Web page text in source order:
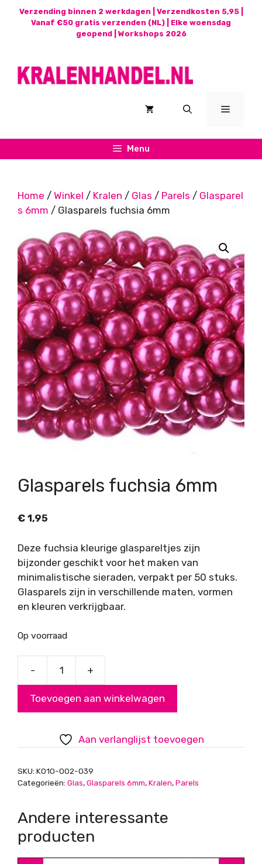
Verzending binnen 2 werkdagen | Verzendkosten 5,95 |
Vanaf €50 gratis verzenden (NL) | Elke woensdag
geopend | Workshops 2026
Menu
Menu
Home / Winkel / Kralen / Glas / Parels / Glasparel
s 6mm / Glasparels fuchsia 6mm
Glasparels fuchsia 6mm
€ 1,95
Deze fuchsia kleurige glaspareltjes zijn
bijzonder geschikt voor het maken van
minimalistische sieraden, verpakt per 50 stuks.
Glasparels zijn in verschillende maten, vormen
en kleuren verkrijgbaar.
Op voorraad
-
6mm
+
Toevoegen aan winkelwagen
Aan verlanglijst toevoegen
SKU: K010-002-039
Categorieën: Glas,Glasparels 6mm,Kralen,Parels
Andere interessante
producten